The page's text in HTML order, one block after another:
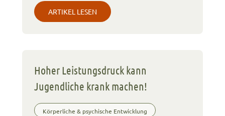
ARTIKEL LESEN
Hoher Leistungsdruck kann
Jugendliche krank machen!
Körperliche & psychische Entwicklung